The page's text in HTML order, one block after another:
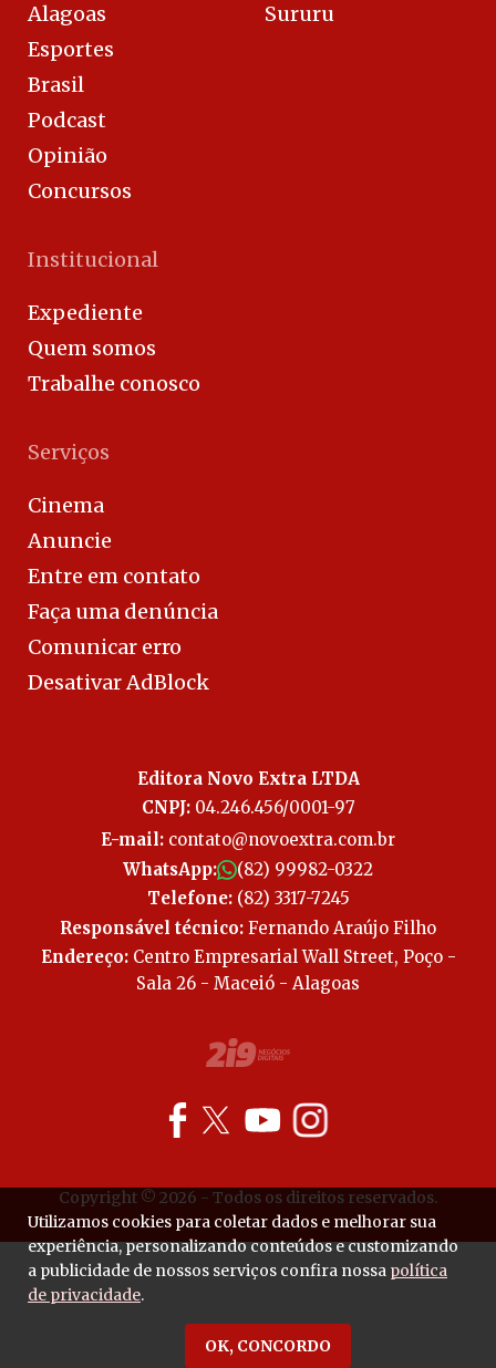
Alagoas
Esportes
Brasil
Podcast
Opinião
Concursos
Sururu
Institucional
Expediente
Quem somos
Trabalhe conosco
Serviços
Cinema
Anuncie
Entre em contato
Faça uma denúncia
Comunicar erro
Desativar AdBlock
Editora Novo Extra LTDA
CNPJ:04.246.456/0001-97
E-mail: contato@novoextra.com.br
WhatsApp:
(82) 99982-0322
Telefone:(82) 3317-7245
Responsável técnico: Fernando Araújo Filho
Endereço:Centro Empresarial Wall Street, Poço -
Sala 26 - Maceió - Alagoas
Copyright © 2026 - Todos os direitos reservados.
Utilizamos cookies para coletar dados e melhorar sua
experiência, personalizando conteúdos e customizando
a publicidade de nossos serviços confira nossa política
de privacidade.
OK, CONCORDO